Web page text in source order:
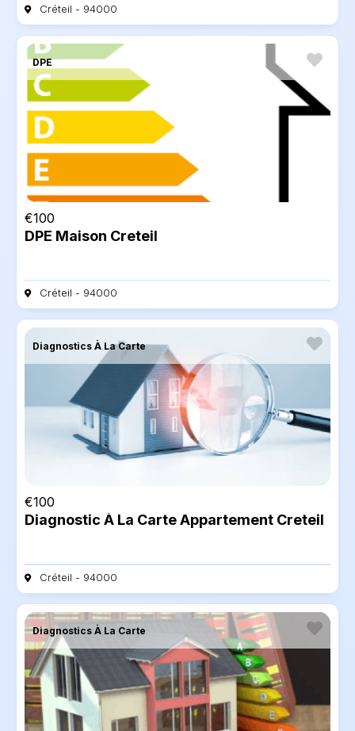
Créteil - 94000
DPE
€100
DPE Maison Creteil
Créteil - 94000
Diagnostics À La Carte
€100
Diagnostic À La Carte Appartement Creteil
Créteil - 94000
Diagnostics À La Carte